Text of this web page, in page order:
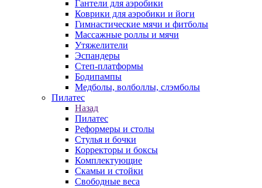
Гантели для аэробики
Коврики для аэробики и йоги
Гимнастические мячи и фитболы
Массажные роллы и мячи
Утяжелители
Эспандеры
Степ-платформы
Бодипампы
Медболы, волболлы, слэмболы
Пилатес
Назад
Пилатес
Реформеры и столы
Стулья и бочки
Корректоры и боксы
Комплектующие
Скамьи и стойки
Свободные веса